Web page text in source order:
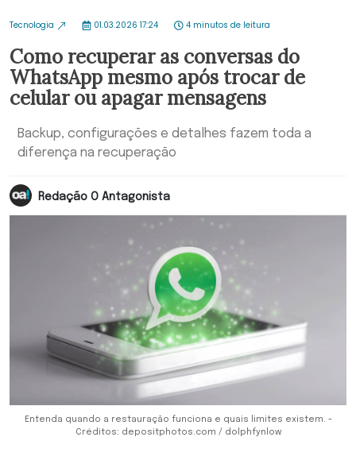
Tecnologia 01.03.2026 17:24 4 minutos de leitura
Como recuperar as conversas do
WhatsApp mesmo após trocar de
celular ou apagar mensagens
Backup, configurações e detalhes fazem toda a
diferença na recuperação
Redação O Antagonista
Entenda quando a restauração funciona e quais limites existem. -
Créditos: depositphotos.com / dolphfynlow